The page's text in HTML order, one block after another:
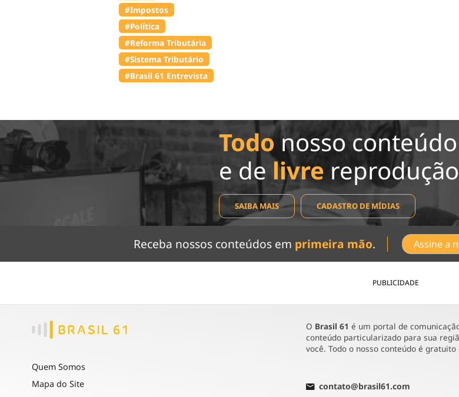
#Impostos
#Política
#Reforma Tributária
#Sistema Tributário
#Brasil 61 Entrevista
Todonosso
e de livre
SAIBA MAIS CADASTRO DE MÍDIAS
Receba nossos conteúdos em primeira mão. Assine a
PUBLICIDADE
Quem Somos
Mapa do Site
O Brasil 61 é um portal de
conteúdo particularizado para sua
você. Todo o nosso conteúdo é
contato@brasil61.com